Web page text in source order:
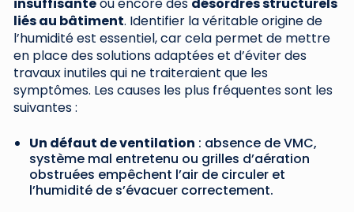
liés au bâtiment. Identifier la véritable origine de
l’humidité est essentiel, car cela permet de mettre
en place des solutions adaptées et d’éviter des
travaux inutiles qui ne traiteraient que les
symptômes. Les causes les plus fréquentes sont les
suivantes :
Un défaut de ventilation : absence de VMC,
système mal entretenu ou grilles d’aération
obstruées empêchent l’air de circuler et
l’humidité de s’évacuer correctement.